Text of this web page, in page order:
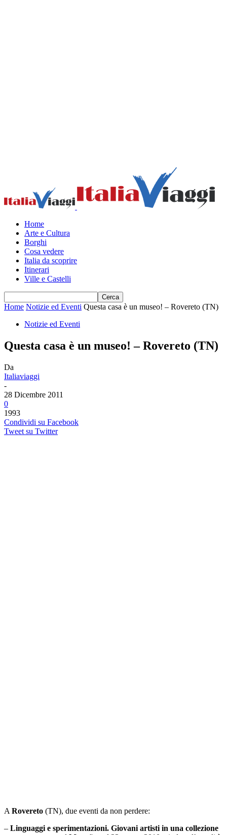
Home
Arte e Cultura
Borghi
Cosa vedere
Italia da scoprire
Itinerari
Ville e Castelli
Home Notizie ed Eventi Questa casa è un museo! – Rovereto (TN)
Notizie ed Eventi
Questa casa è un museo! – Rovereto (TN)
Da
Italiaviaggi
-
28 Dicembre 2011
0
1993
Condividi su Facebook
Tweet su Twitter
A Rovereto (TN), due eventi da non perdere:
– Linguaggi e sperimentazioni. Giovani artisti in una collezione